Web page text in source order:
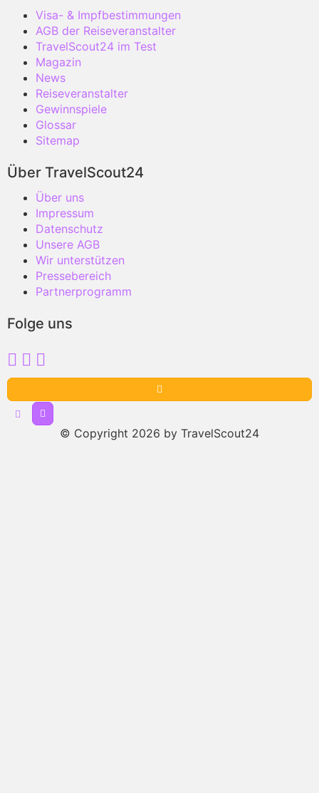
Visa- & Impfbestimmungen
AGB der Reiseveranstalter
TravelScout24 im Test
Magazin
News
Reiseveranstalter
Gewinnspiele
Glossar
Sitemap
Über TravelScout24
Über uns
Impressum
Datenschutz
Unsere AGB
Wir unterstützen
Pressebereich
Partnerprogramm
Folge uns
© Copyright 2026 by TravelScout24